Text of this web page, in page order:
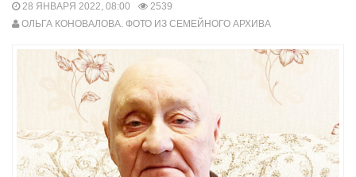
28 ЯНВАРЯ 2022, 08:00
2539
ОЛЬГА КОНОВАЛОВА. ФОТО ИЗ СЕМЕЙНОГО АРХИВА